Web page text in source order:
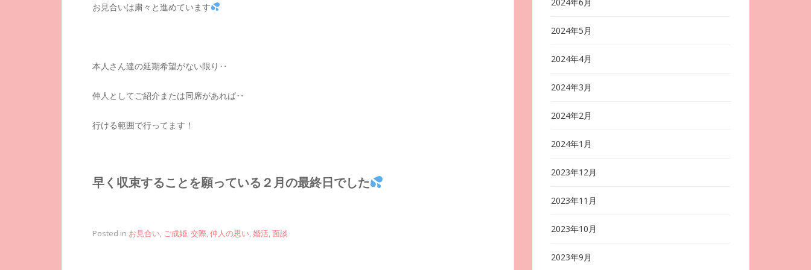
お見合いは粛々と進めています
本人さん達の延期希望がない限り‥
仲人としてご紹介または同席があれば‥
行ける範囲で行ってます！
早く収束することを願っている２月の最終日でした
Posted in お見合い, ご成婚,交際,仲人の思い,婚活,面談
2024年5月
2024年4月
2024年3月
2024年2月
2024年1月
2023年12月
2023年11月
2023年10月
2023年9月